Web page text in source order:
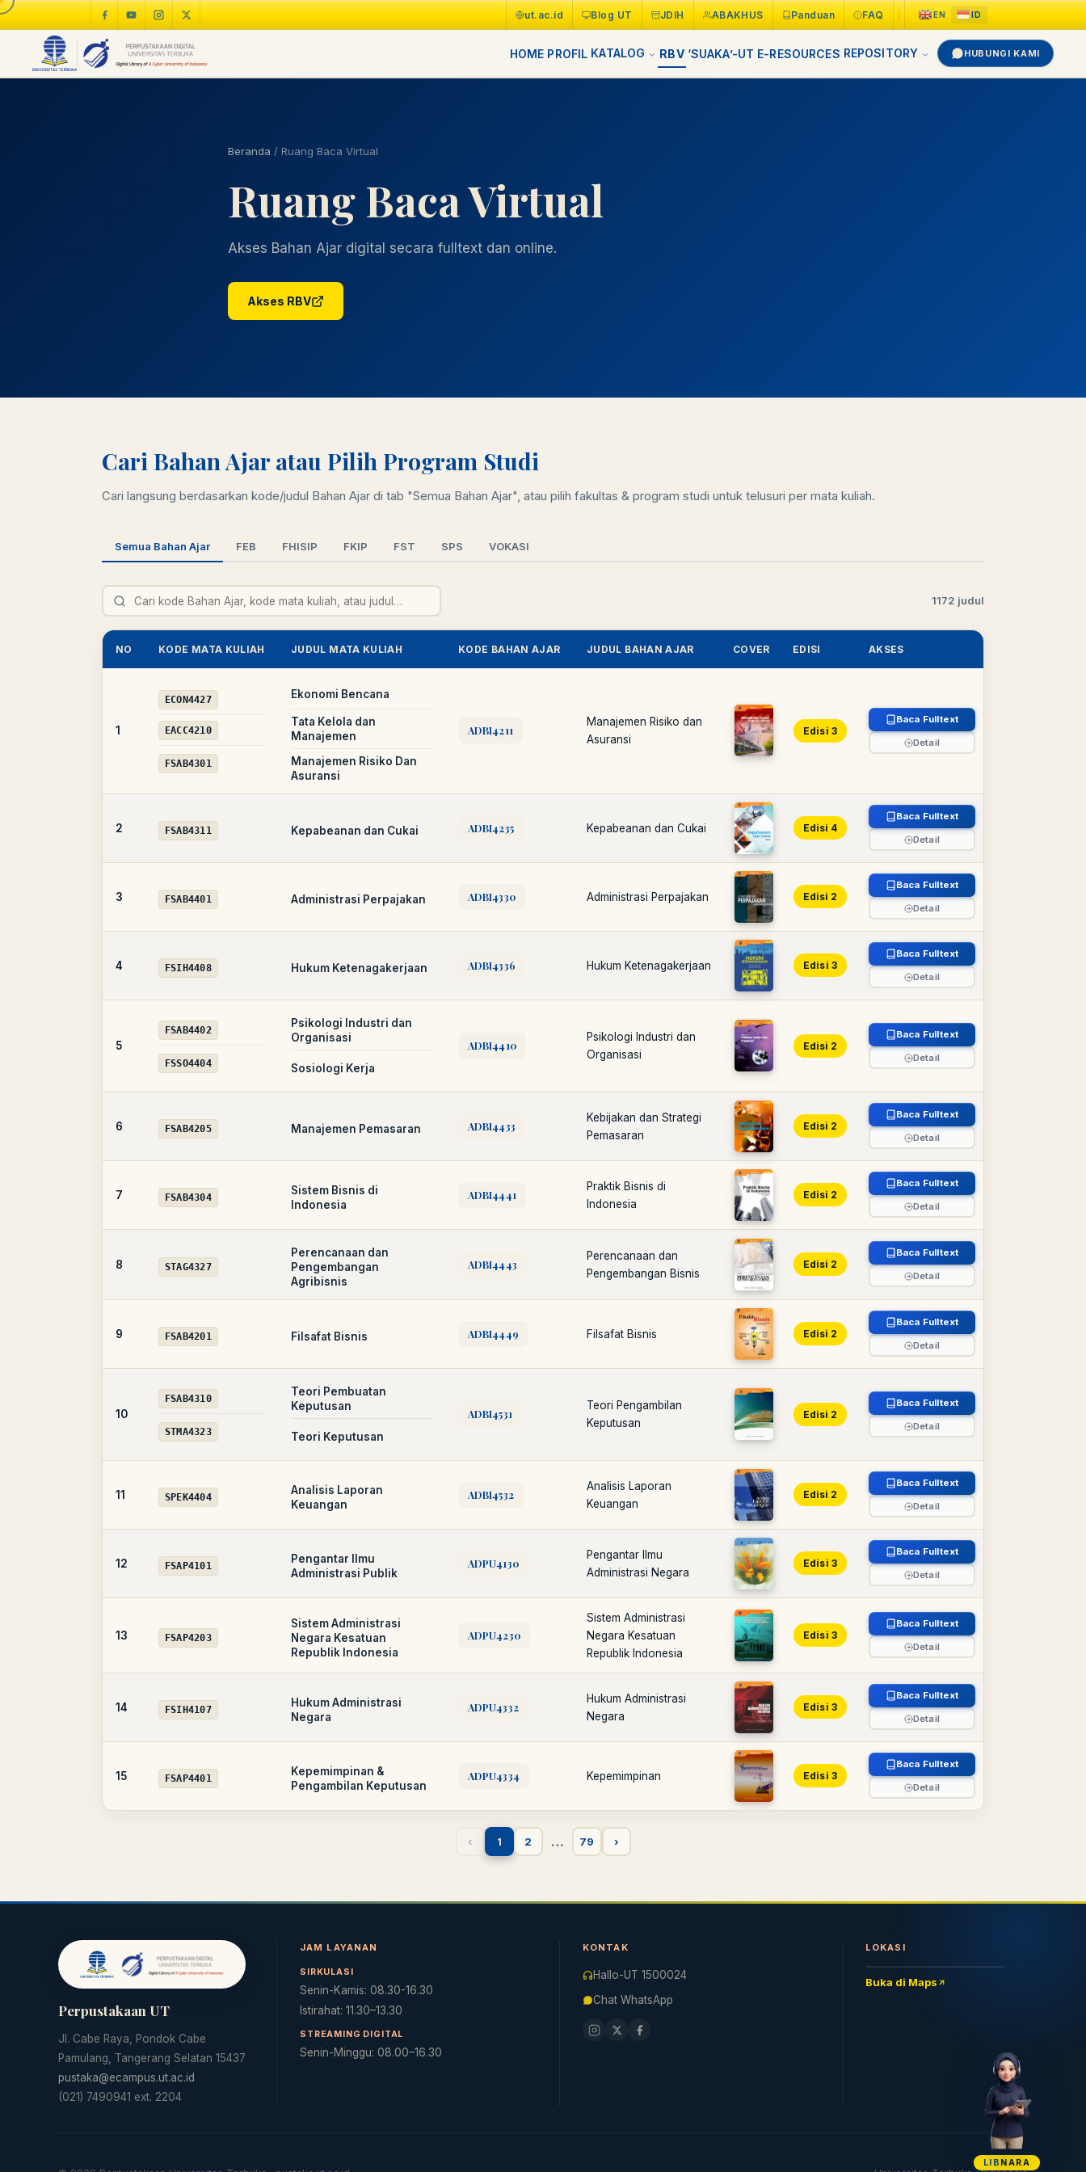
ut.ac.id Blog UT JDIH ABAKHUS Panduan FAQ
HOME PROFIL KATALOG RBV ‘SUAKA’-UT E-RESOURCES REPOSITORY HUBUNGI KAMI
Beranda / Ruang Baca Virtual
Ruang Baca Virtual
Akses Bahan Ajar digital secara fulltext dan online.
Akses RBV
Cari Bahan Ajar atau Pilih Program Studi
Cari langsung berdasarkan kode/judul Bahan Ajar di tab "Semua Bahan Ajar", atau pilih fakultas & program studi untuk telusuri per mata kuliah.
Semua Bahan Ajar FEB FHISIP FKIP FST SPS VOKASI
1172 judul
NO KODE MATA KULIAH JUDUL MATA KULIAH KODE BAHAN AJAR JUDUL BAHAN AJAR COVER EDISI AKSES
1
ECON4427
EACC4210
FSAB4301
Ekonomi Bencana
Tata Kelola dan
Manajemen
Manajemen Risiko Dan
Asuransi
ADBI4211
Manajemen Risiko dan
Asuransi
Edisi 3
Baca Fulltext
Detail
2 FSAB4311 Kepabeanan dan Cukai ADBI4235 Kepabeanan dan Cukai Edisi 4
Baca Fulltext
Detail
3 FSAB4401 Administrasi Perpajakan ADBI4330 Administrasi Perpajakan Edisi 2
Baca Fulltext
Detail
4 FSIH4408 Hukum Ketenagakerjaan ADBI4336 Hukum Ketenagakerjaan Edisi 3
Baca Fulltext
Detail
5
FSAB4402
FSSO4404
Psikologi Industri dan
Organisasi
Sosiologi Kerja
ADBI4410
Psikologi Industri dan
Organisasi
Edisi 2
Baca Fulltext
Detail
6 FSAB4205 Manajemen Pemasaran ADBI4433
Kebijakan dan Strategi
Pemasaran
Edisi 2
Baca Fulltext
Detail
7 FSAB4304
Sistem Bisnis di
Indonesia
ADBI4441
Praktik Bisnis di
Indonesia
Edisi 2
Baca Fulltext
Detail
8 STAG4327
Perencanaan dan
Pengembangan
Agribisnis
ADBI4443
Perencanaan dan
Pengembangan Bisnis
Edisi 2
Baca Fulltext
Detail
9 FSAB4201 Filsafat Bisnis ADBI4449 Filsafat Bisnis Edisi 2
Baca Fulltext
Detail
10
FSAB4310
STMA4323
Teori Pembuatan
Keputusan
Teori Keputusan
ADBI4531
Teori Pengambilan
Keputusan
Edisi 2
Baca Fulltext
Detail
11 SPEK4404
Analisis Laporan
Keuangan
ADBI4532
Analisis Laporan
Keuangan
Edisi 2
Baca Fulltext
Detail
12 FSAP4101
Pengantar Ilmu
Administrasi Publik
ADPU4130
Pengantar Ilmu
Administrasi Negara
Edisi 3
Baca Fulltext
Detail
13 FSAP4203
Sistem Administrasi
Negara Kesatuan
Republik Indonesia
ADPU4230
Sistem Administrasi
Negara Kesatuan
Republik Indonesia
Edisi 3
Baca Fulltext
Detail
14 FSIH4107
Hukum Administrasi
Negara
ADPU4332
Hukum Administrasi
Negara
Edisi 3
Baca Fulltext
Detail
15 FSAP4401
Kepemimpinan &
Pengambilan Keputusan
ADPU4334 Kepemimpinan Edisi 3
Baca Fulltext
Detail
‹ 1 2 … 79 ›
Perpustakaan UT
Jl. Cabe Raya, Pondok Cabe
Pamulang, Tangerang Selatan 15437
pustaka@ecampus.ut.ac.id
(021) 7490941 ext. 2204
JAM LAYANAN
SIRKULASI
Senin-Kamis: 08.30-16.30
Istirahat: 11.30–13.30
STREAMING DIGITAL
Senin-Minggu: 08.00–16.30
KONTAK
Hallo-UT 1500024
Chat WhatsApp
LOKASI
Buka di Maps
LIB NARA
LIBNARA